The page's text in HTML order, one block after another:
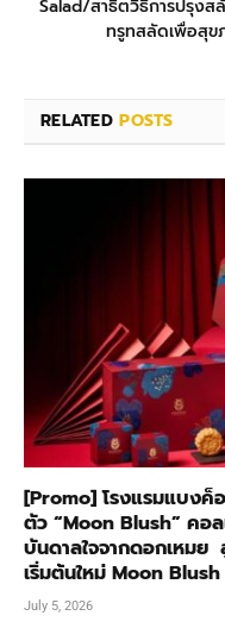
Salad/สาธิตวิธีการปรุงส
ทรูทสลัดเพื่อสุข
RELATEDPOSTS
[Promo] โรงแรมแบงค็
ตัว “Moon Blush” คอ
บันดาลใจจากดอกเหม
เริ่มต้นใหม่ Moon
July 5, 2026